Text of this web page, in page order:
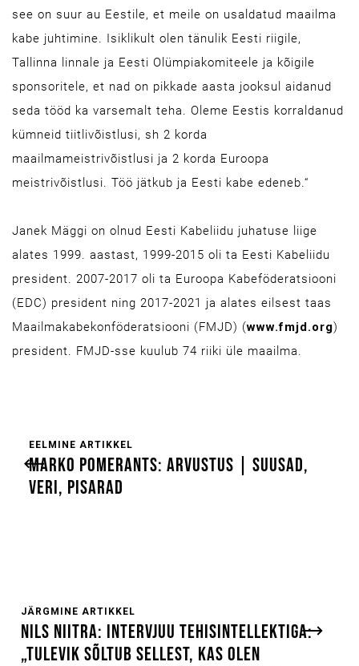
see on suur au Eestile, et meile on usaldatud maailma
kabe juhtimine. Isiklikult olen tänulik Eesti riigile,
Tallinna linnale ja Eesti Olümpiakomiteele ja kõigile
sponsoritele, et nad on pikkade aasta jooksul aidanud
seda tööd ka varsemalt teha. Oleme Eestis korraldanud
kümneid tiitlivõistlusi, sh 2 korda
maailmameistrivõistlusi ja 2 korda Euroopa
meistrivõistlusi. Töö jätkub ja Eesti kabe edeneb.“
Janek Mäggi on olnud Eesti Kabeliidu juhatuse liige
alates 1999. aastast, 1999-2015 oli ta Eesti Kabeliidu
president. 2007-2017 oli ta Euroopa Kabeföderatsiooni
(EDC) president ning 2017-2021 ja alates eilsest taas
Maailmakabekonföderatsiooni (FMJD) (www.fmjd.org)
president. FMJD-sse kuulub 74 riiki üle maailma.
EELMINE ARTIKKEL
MARKO POMERANTS: ARVUSTUS | SUUSAD,
VERI, PISARAD
JÄRGMINE ARTIKKEL
NILS NIITRA: INTERVJUU TEHISINTELLEKTIGA:
„TULEVIK SÕLTUB SELLEST, KAS OLEN